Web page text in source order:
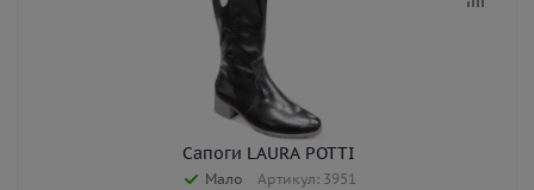
Сапоги LAURA POTTI
Мало Артикул: 3951